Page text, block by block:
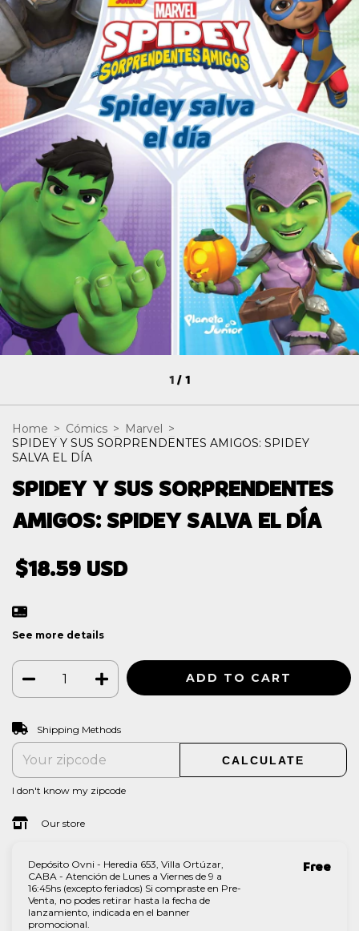
1/1
Home > Cómics > Marvel >
SPIDEY Y SUS SORPRENDENTES AMIGOS: SPIDEY
SALVA EL DÍA
SPIDEY Y SUS SORPRENDENTES
AMIGOS: SPIDEY SALVA EL DÍA
$18.59 USD
See more details
Shipping for zipcode:
Shipping Methods
CALCULATE
I don't know my zipcode
Our store
Depósito Ovni - Heredia 653, Villa Ortúzar,
CABA - Atención de Lunes a Viernes de 9 a
16:45hs (excepto feriados) Si compraste en Pre-
Venta, no podes retirar hasta la fecha de
lanzamiento, indicada en el banner
promocional.
Free